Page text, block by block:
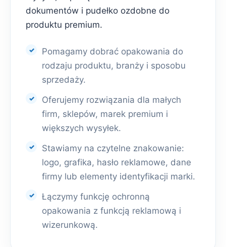
dokumentów i pudełko ozdobne do
produktu premium.
Pomagamy dobrać opakowania do
rodzaju produktu, branży i sposobu
sprzedaży.
Oferujemy rozwiązania dla małych
firm, sklepów, marek premium i
większych wysyłek.
Stawiamy na czytelne znakowanie:
logo, grafika, hasło reklamowe, dane
firmy lub elementy identyfikacji marki.
Łączymy funkcję ochronną
opakowania z funkcją reklamową i
wizerunkową.